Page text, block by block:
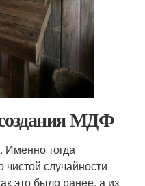
МДФ
тогда
случайности
это было ранее, а из